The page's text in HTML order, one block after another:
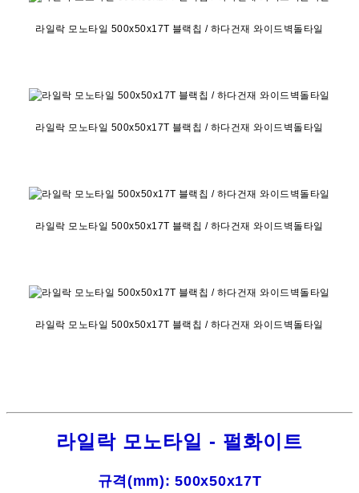
라일락 모노타일 500x50x17T 블랙칩 / 하다건재 와이드벽돌타일
라일락 모노타일 500x50x17T 블랙칩 / 하다건재 와이드벽돌타일
라일락 모노타일 500x50x17T 블랙칩 / 하다건재 와이드벽돌타일
라일락 모노타일 500x50x17T 블랙칩 / 하다건재 와이드벽돌타일
라일락 모노타일 - 펄화이트
규격(mm): 500x50x17T